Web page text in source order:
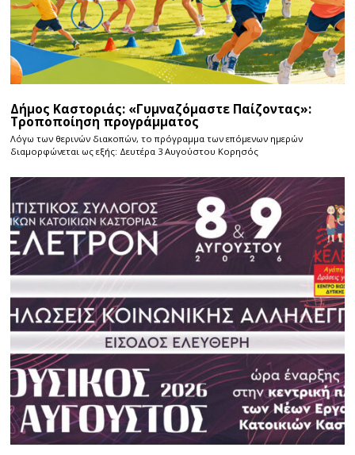
Δήμος Καστοριάς: «Γυμναζόμαστε Παίζοντας»:
Τροποποίηση προγράμματος
Λόγω των θερινών διακοπών, το πρόγραμμα των επόμενων ημερών
διαμορφώνεται ως εξής: Δευτέρα 3 Αυγούστου Κορησός